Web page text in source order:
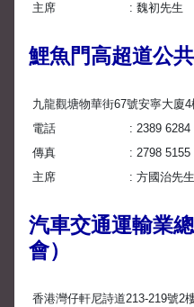
主席
魏初先生
鯉魚門高超道公
九龍觀塘物華街67號安寧大廈
電話
2389 6284
傳真
2798 5155
主席
方國治先生
汽車交通運輸業
會）
香港灣仔軒尼詩道213-219號2